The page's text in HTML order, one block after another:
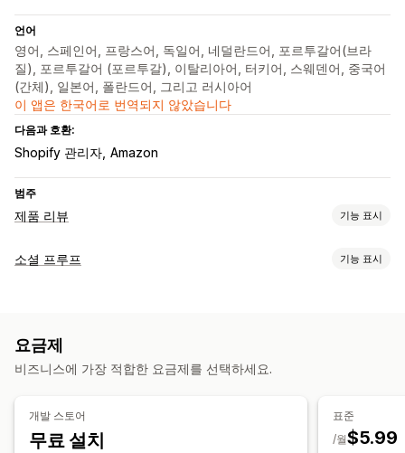
언어
영어, 스페인어, 프랑스어, 독일어, 네덜란드어, 포르투갈어(브라
질), 포르투갈어 (포르투갈), 이탈리아어, 터키어, 스웨덴어, 중국어
(간체), 일본어, 폴란드어, 그리고 러시아어
이 앱은 한국어로 번역되지 않았습니다
다음과 호환:
Shopify 관리자 Amazon
범주
제품 리뷰 기능 표시
표시 옵션
리뷰 수집 방법
가져오기 및 내보내기
소셜 프루프 기능 표시
표시 옵션
분석
참여 추적
요금제
비즈니스에 가장 적합한 요금제를 선택하세요.
개발 스토어
무료 설치
표준
$5.99
/월